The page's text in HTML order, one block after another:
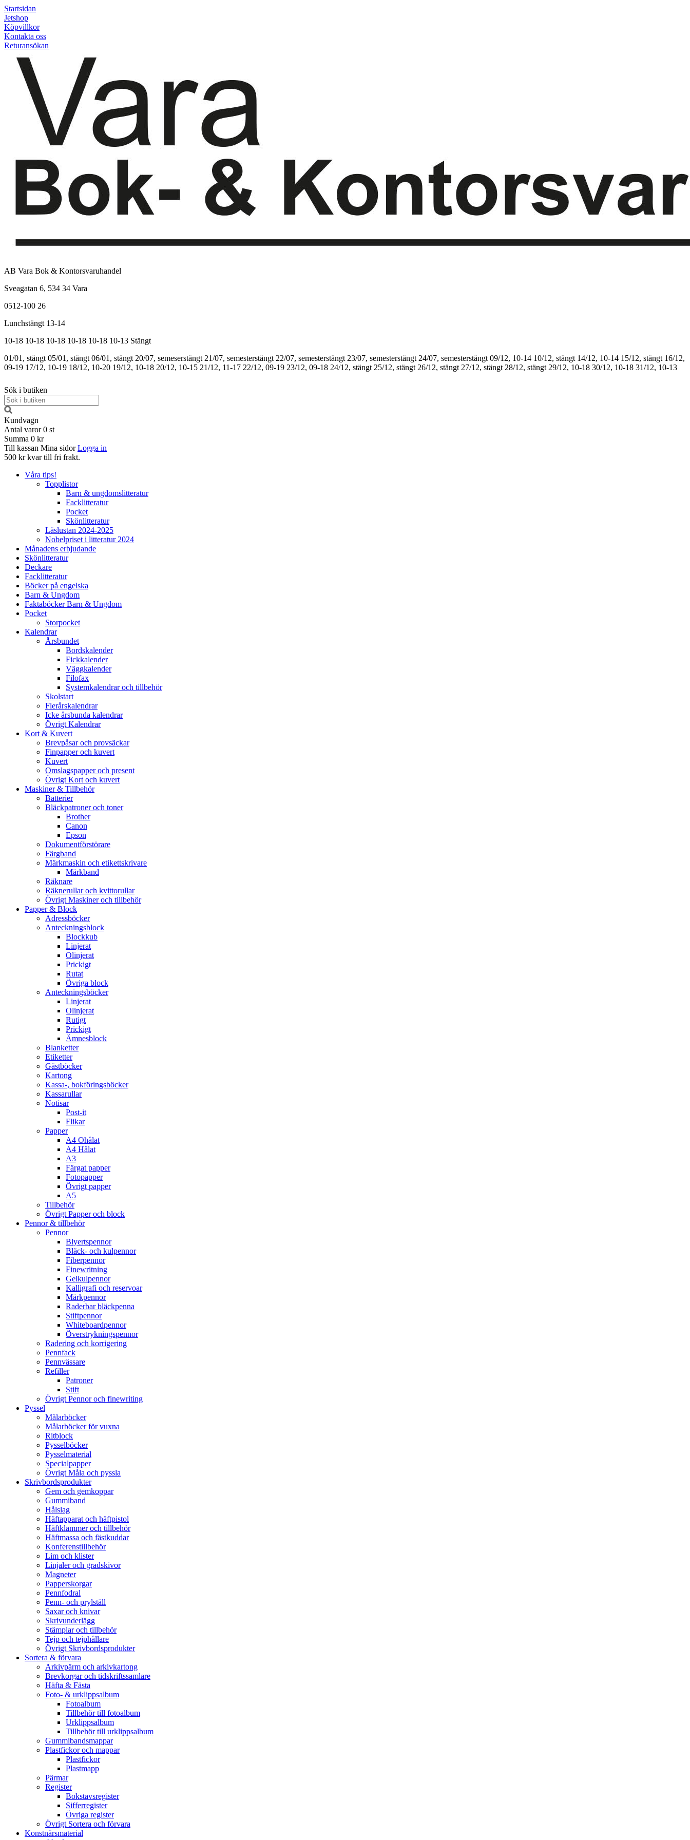
Startsidan
Jetshop
Köpvillkor
Kontakta oss
Returansökan
AB Vara Bok & Kontorsvaruhandel
Sveagatan 6, 534 34 Vara
0512-100 26
Lunchstängt 13-14
10-18 10-18 10-18 10-18 10-18 10-13 Stängt
01/01, stängt 05/01, stängt 06/01, stängt 20/07, semeserstängt 21/07, semesterstängt 22/07, semesterstängt 23/07, semesterstängt 24/07, semesterstängt 09/12, 10-14 10/12, stängt 14/12, 10-14 15/12, stängt 16/12,
09-19 17/12, 10-19 18/12, 10-20 19/12, 10-18 20/12, 10-15 21/12, 11-17 22/12, 09-19 23/12, 09-18 24/12, stängt 25/12, stängt 26/12, stängt 27/12, stängt 28/12, stängt 29/12, 10-18 30/12, 10-18 31/12, 10-13
Sök i butiken
Kundvagn
Antal varor 0 st
Summa 0 kr
Till kassan Mina sidor Logga in
500 kr kvar till fri frakt.
Våra tips!
Topplistor
Barn & ungdomslitteratur
Facklitteratur
Pocket
Skönlitteratur
Läslustan 2024-2025
Nobelpriset i litteratur 2024
Månadens erbjudande
Skönlitteratur
Deckare
Facklitteratur
Böcker på engelska
Barn & Ungdom
Faktaböcker Barn & Ungdom
Pocket
Storpocket
Kalendrar
Årsbundet
Bordskalender
Fickkalender
Väggkalender
Filofax
Systemkalendrar och tillbehör
Skolstart
Flerårskalendrar
Icke årsbunda kalendrar
Övrigt Kalendrar
Kort & Kuvert
Brevpåsar och provsäckar
Finpapper och kuvert
Kuvert
Omslagspapper och present
Övrigt Kort och kuvert
Maskiner & Tillbehör
Batterier
Bläckpatroner och toner
Brother
Canon
Epson
Dokumentförstörare
Färgband
Märkmaskin och etikettskrivare
Märkband
Räknare
Räknerullar och kvittorullar
Övrigt Maskiner och tillbehör
Papper & Block
Adressböcker
Anteckningsblock
Blockkub
Linjerat
Olinjerat
Prickigt
Rutat
Övriga block
Anteckningsböcker
Linjerat
Olinjerat
Rutigt
Prickigt
Ämnesblock
Blanketter
Etiketter
Gästböcker
Kartong
Kassa-, bokföringsböcker
Kassarullar
Notisar
Post-it
Flikar
Papper
A4 Ohålat
A4 Hålat
A3
Färgat papper
Fotopapper
Övrigt papper
A5
Tillbehör
Övrigt Papper och block
Pennor & tillbehör
Pennor
Blyertspennor
Bläck- och kulpennor
Fiberpennor
Finewritning
Gelkulpennor
Kalligrafi och reservoar
Märkpennor
Raderbar bläckpenna
Stiftpennor
Whiteboardpennor
Överstrykningspennor
Radering och korrigering
Pennfack
Pennvässare
Refiller
Patroner
Stift
Övrigt Pennor och finewriting
Pyssel
Målarböcker
Målarböcker för vuxna
Ritblock
Pysselböcker
Pysselmaterial
Specialpapper
Övrigt Måla och pyssla
Skrivbordsprodukter
Gem och gemkoppar
Gummiband
Hålslag
Häftapparat och häftpistol
Häftklammer och tillbehör
Häftmassa och fästkuddar
Konferenstillbehör
Lim och klister
Linjaler och gradskivor
Magneter
Papperskorgar
Pennfodral
Penn- och prylställ
Saxar och knivar
Skrivunderlägg
Stämplar och tillbehör
Tejp och tejphållare
Övrigt Skrivbordsprodukter
Sortera & förvara
Arkivpärm och arkivkartong
Brevkorgar och tidskriftssamlare
Häfta & Fästa
Foto- & urklippsalbum
Fotoalbum
Tillbehör till fotoalbum
Urklippsalbum
Tillbehör till urklippsalbum
Gummibandsmappar
Plastfickor och mappar
Plastfickor
Plastmapp
Pärmar
Register
Bokstavsregister
Sifferregister
Övriga register
Övrigt Sortera och förvara
Konstnärsmaterial